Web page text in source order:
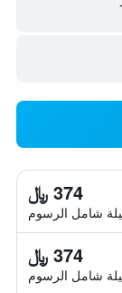
374 ﷼
شامل الرسوم
374 ﷼
شامل الرسوم